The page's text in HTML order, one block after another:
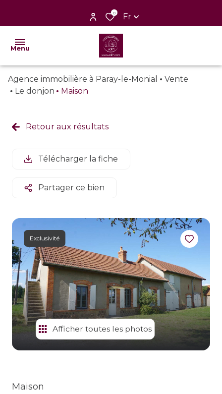
0 Fr
Menu
nos
nos
vendus
estimer
son
bien
alerte
e-
mail
contact
Agence immobilière à Paray-le-Monial
Vente
Le donjon
Maison
Retour aux résultats
Télécharger la fiche
Partager ce bien
Exclusivité
Afficher toutes les photos
Maison